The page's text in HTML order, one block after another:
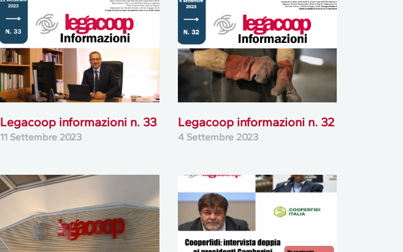
Legacoop informazioni n. 33
11 Settembre 2023
Legacoop informazioni n. 32
4 Settembre 2023